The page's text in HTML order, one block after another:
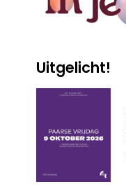
Uitgelicht!